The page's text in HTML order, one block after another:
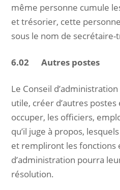
même personne cumule
et trésorier, cette
sous le nom de
6.02 Autres postes
Le Conseil
utile, créer d’autres
occuper, les officiers,
qu’il juge à propos,
et rempliront les fonctions
d’administration pourra
résolution.